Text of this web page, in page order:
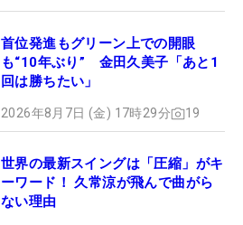
首位発進もグリーン上での開眼
も“10年ぶり” 金田久美子「あと1
回は勝ちたい」
2026年8月7日 (金) 17時29分 19
世界の最新スイングは「圧縮」がキ
ーワード！ 久常涼が飛んで曲がら
ない理由